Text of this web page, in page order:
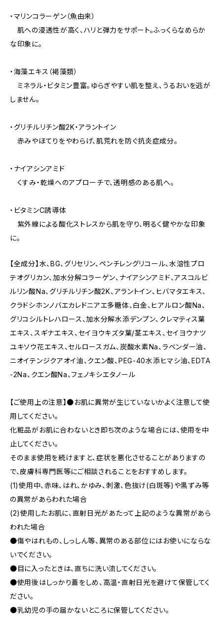
・マリンコラーゲン（魚由来）
肌への浸透性が高く、ハリと弾力をサポート。ふっくらなめらか
な印象に。
・海藻エキス（褐藻類）
ミネラル・ビタミン豊富。ゆらぎやすい肌を整え、うるおいを逃が
しません。
・グリチルリチン酸2K・アラントイン
赤みやほてりをやわらげ、肌荒れを防ぐ抗炎症成分。
・ナイアシンアミド
くすみ・乾燥へのアプローチで、透明感のある肌へ。
・ビタミンC誘導体
紫外線による酸化ストレスから肌を守り、明るく健やかな印象
に。
【全成分】水、BG、グリセリン、ペンチレングリコール、水溶性プロ
テオグリカン、加水分解コラーゲン、ナイアシンアミド、アスコルビ
ルリン酸Na、グリチルリチン酸2K、アラントイン、ヒバマタエキス、
クラドシホンノバエカレドニアエ多糖体、白金、ヒアルロン酸Na、
グリコシルトレハロース、加水分解水添デンプン、クレマティス葉
エキス、スギナエキス、セイヨウキズタ葉/茎エキス、セイヨウナツ
ユキソウ花エキス、セルロースガム、炭酸水素Na、ラベンダー油、
ニオイテンジクアオイ油、クエン酸、PEG-40水添ヒマシ油、EDTA
-2Na、クエン酸Na、フェノキシエタノール
【ご使用上の注意】●お肌に異常が生じていないかよく注意して使
用してください。
化粧品がお肌に合わないとき即ち次のような場合には、使用を中
止してください。
そのまま使用を続けますと、症状を悪化させることがありますの
で、皮膚科専門医等にご相談されることをおすすめします。
(1)使用中、赤味、はれ、かゆみ、刺激、色抜け(白斑等)や黒ずみ等
の異常があらわれた場合
(2)使用したお肌に、直射日光があたって上記のような異常があら
われた場合
●傷やはれもの、しっしん等、異常のある部位にはお使いにならな
いでください。
●目に入ったときは、直ちに洗い流してください。
●使用後はしっかり蓋をしめ、高温・直射日光を避けて保管してく
ださい。
●乳幼児の手の届かないところに保管してください。